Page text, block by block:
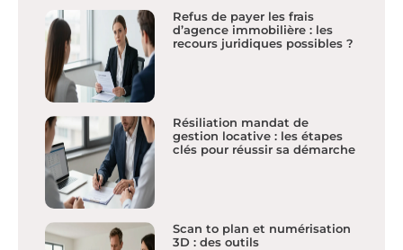
Refus de payer les frais
d’agence immobilière : les
recours juridiques possibles ?
Résiliation mandat de
gestion locative : les étapes
clés pour réussir sa démarche
Scan to plan et numérisation
3D : des outils